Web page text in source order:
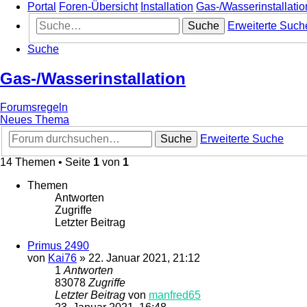
Portal Foren-Übersicht Installation Gas-/
Suche
Erweiterte
Suche
Gas-/Wasserinstallation
Forumsregeln
Neues Thema
Suche
Erweiterte Suche
14 Themen • Seite 1 von 1
Themen
Antworten
Zugriffe
Letzter Beitrag
Primus 2490
von Kai76 » 22. Januar 2021, 21:12
1 Antworten
83078 Zugriffe
Letzter Beitrag von manfred65